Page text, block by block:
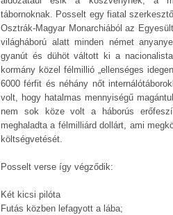
tábornoknak. Posselt egy fiatal
Osztrák-Magyar Monarchiából az
világháború alatt minden német
gyanút és dühöt váltott ki a
kormány közel félmillió „ellenséges
6000 férfit és néhány nőt
volt, hogy hatalmas mennyiségű
nem sok köze volt a háborús
meghaladta a félmilliárd dollárt, ami
költségvetését.
Posselt verse így végződik:
Két kicsi pilóta
Futás közben lefagyott a lába;